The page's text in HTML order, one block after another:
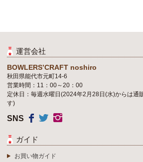
運営会社
BOWLERS’CRAFT noshiro
秋田県能代市元町14-6
営業時間：11：00～20：00
定休日：毎週水曜日(2024年2月28日(水)からは通
す)
SNS
ガイド
お買い物ガイド